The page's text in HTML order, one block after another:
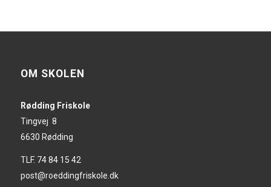
OM SKOLEN
Rødding Friskole
Tingvej 8
6630 Rødding
TLF. 74 84 15 42
post@roeddingfriskole.dk